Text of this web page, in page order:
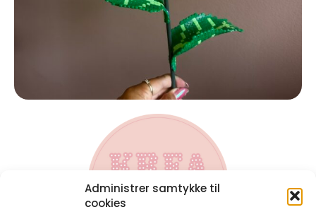
Administrer samtykke til
cookies